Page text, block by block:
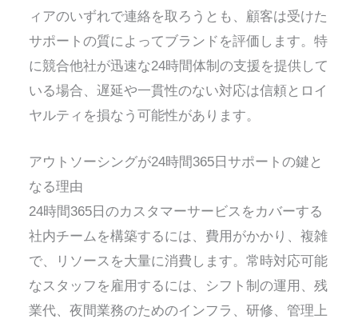
ィアのいずれで連絡を取ろうとも、顧客は受けた
サポートの質によってブランドを評価します。特
に競合他社が迅速な24時間体制の支援を提供して
いる場合、遅延や一貫性のない対応は信頼とロイ
ヤルティを損なう可能性があります。
アウトソーシングが24時間365日サポートの鍵と
なる理由
24時間365日のカスタマーサービスをカバーする
社内チームを構築するには、費用がかかり、複雑
で、リソースを大量に消費します。常時対応可能
なスタッフを雇用するには、シフト制の運用、残
業代、夜間業務のためのインフラ、研修、管理上